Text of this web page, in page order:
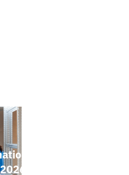
Open Call